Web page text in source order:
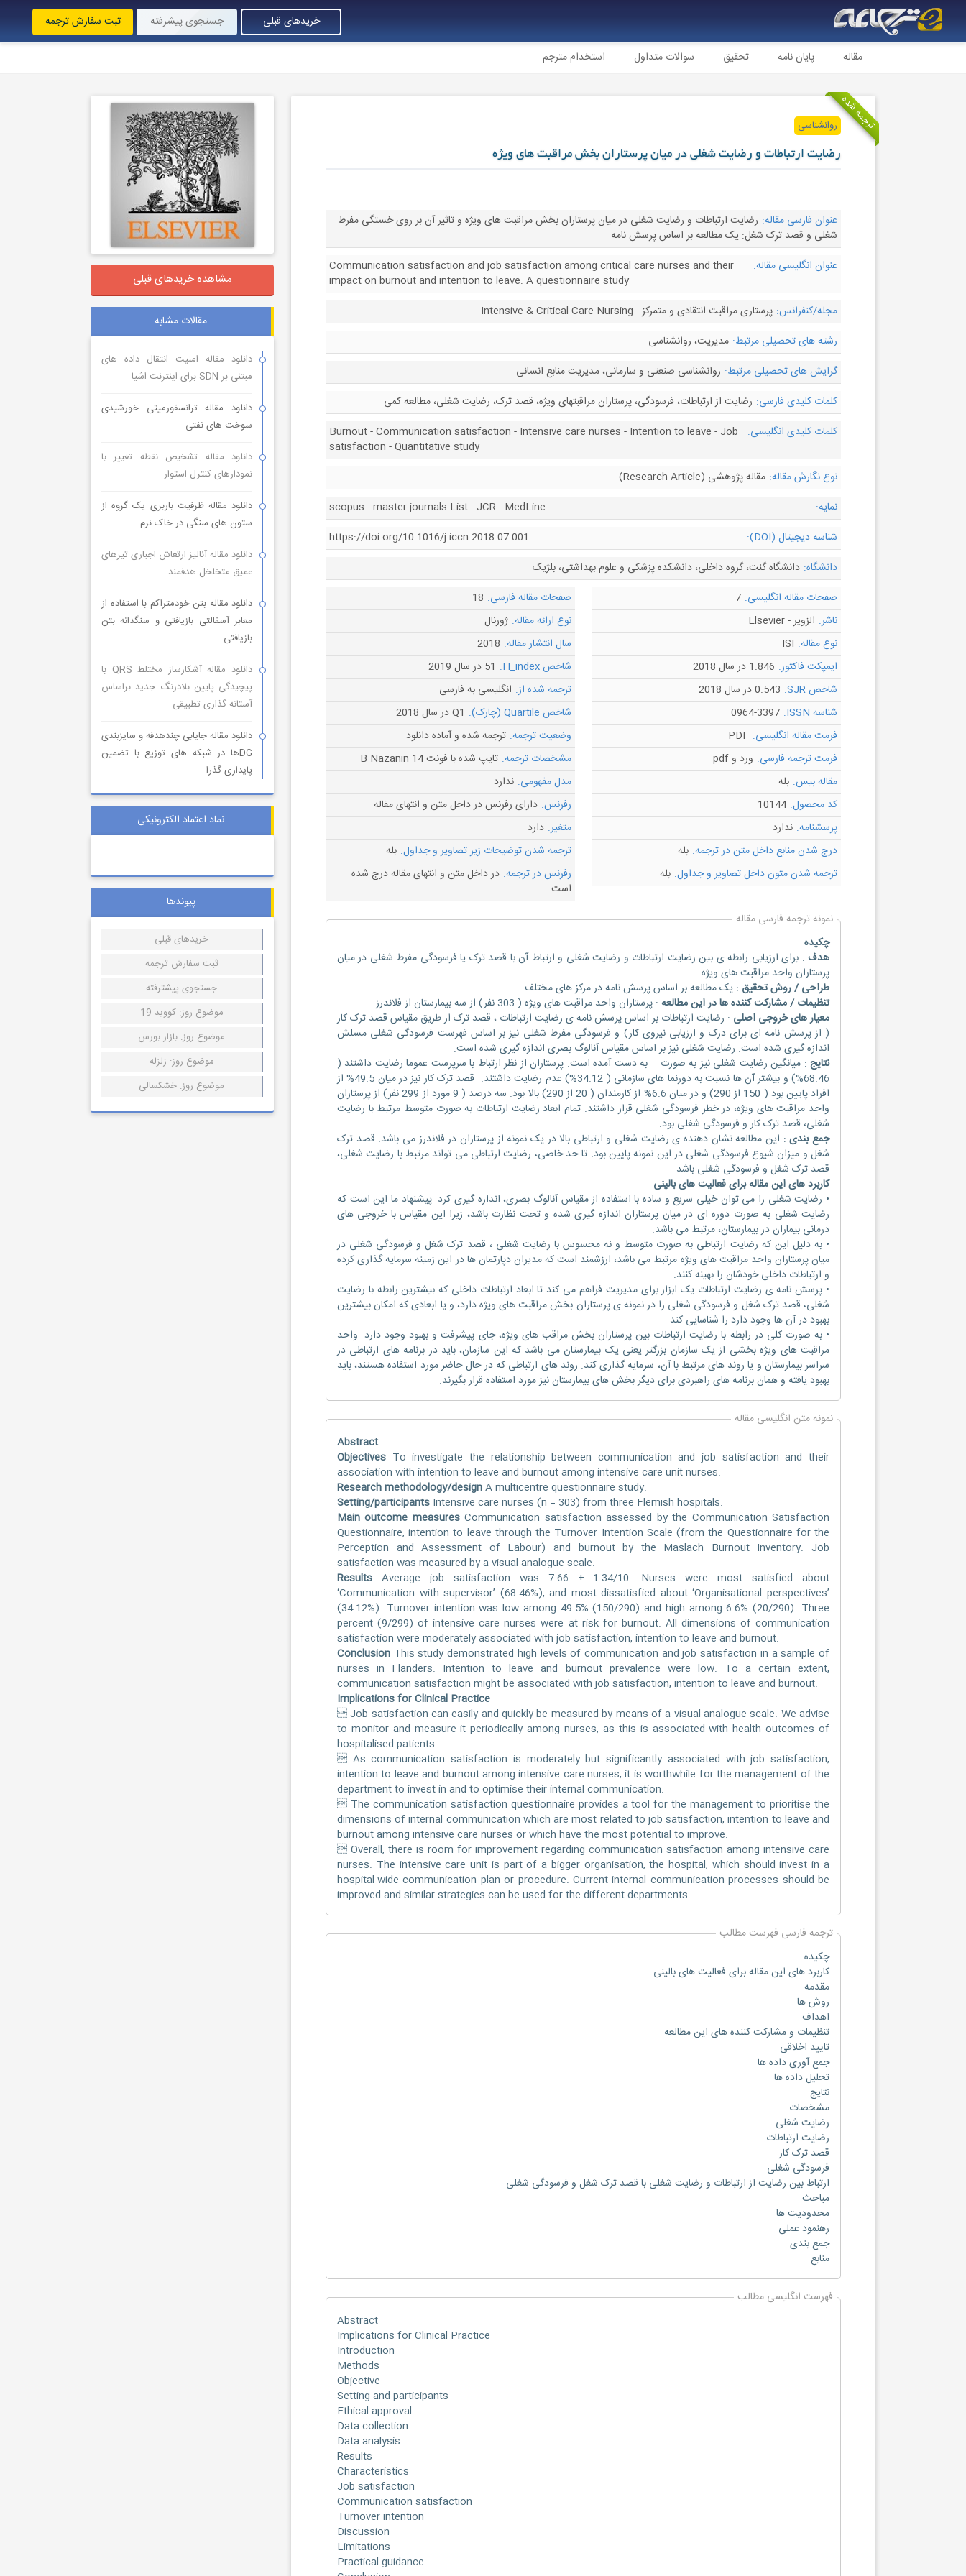
خریدهای قبلی جستجوی پیشرفته ثبت سفارش ترجمه
مقاله پایان نامه تحقیق سوالات متداول استخدام مترجم
ترجمه شدهروانشناسی
رضایت ارتباطات و رضایت شغلی در میان پرستاران بخش مراقبت های ویژه
عنوان فارسی مقاله: رضایت ارتباطات و رضایت شغلی در میان پرستاران بخش مراقبت های ویژه و تاثیر آن بر روی خستگی مفرط
شغلی و قصد ترک شغل: یک مطالعه بر اساس پرسش نامه
عنوان انگلیسی مقاله:
Communication satisfaction and job satisfaction among critical care nurses and their
impact on burnout and intention to leave: A questionnaire study
مجله/کنفرانس: پرستاری مراقبت انتقادی و متمرکز - Intensive & Critical Care Nursing
رشته های تحصیلی مرتبط: مدیریت، روانشناسی
گرایش های تحصیلی مرتبط: روانشناسی صنعتی و سازمانی، مدیریت منابع انسانی
کلمات کلیدی فارسی: رضایت از ارتباطات، فرسودگی، پرستاران مراقبتهای ویژه، قصد ترک، رضایت شغلی، مطالعه کمی
کلمات کلیدی انگلیسی:
Burnout - Communication satisfaction - Intensive care nurses - Intention to leave - Job
satisfaction - Quantitative study
نوع نگارش مقاله: مقاله پژوهشی (Research Article)
نمایه:
scopus - master journals List - JCR - MedLine
شناسه دیجیتال (DOI):
https://doi.org/10.1016/j.iccn.2018.07.001
دانشگاه: دانشگاه گنت، گروه داخلی، دانشکده پزشکی و علوم بهداشتی، بلژیک
صفحات مقاله انگلیسی: 7 صفحات مقاله فارسی: 18
ناشر: الزویر - Elsevier نوع ارائه مقاله: ژورنال
نوع مقاله: ISI سال انتشار مقاله: 2018
ایمپکت فاکتور: 1.846 در سال 2018 شاخص H_index:
51 در سال 2019
شاخص SJR:
0.543 در سال 2018 ترجمه شده از: انگلیسی به فارسی
شناسه ISSN:
0964-3397 شاخص Quartile (چارک):
Q1 در سال 2018
فرمت مقاله انگلیسی: PDF وضعیت ترجمه: ترجمه شده و آماده دانلود
فرمت ترجمه فارسی: ورد و pdf مشخصات ترجمه: تایپ شده با فونت B Nazanin 14
مقاله بیس: بله مدل مفهومی: ندارد
کد محصول: 10144 رفرنس: دارای رفرنس در داخل متن و انتهای مقاله
پرسشنامه: ندارد متغیر: دارد
درج شدن منابع داخل متن در ترجمه: بله ترجمه شدن توضیحات زیر تصاویر و جداول: بله
ترجمه شدن متون داخل تصاویر و جداول: بله رفرنس در ترجمه: در داخل متن و انتهای مقاله درج شده
است
نمونه ترجمه فارسی مقاله
چکیده
هدف : برای ارزیابی رابطه ی بین رضایت ارتباطات و رضایت شغلی و ارتباط آن با قصد ترک یا فرسودگی مفرط شغلی در میان
پرستاران واحد مراقبت های ویژه
طراحی / روش تحقیق : یک مطالعه بر اساس پرسش نامه در مرکز های مختلف
تنظیمات / مشارکت کننده ها در این مطالعه : پرستاران واحد مراقبت های ویژه ( 303 نفر) از سه بیمارستان از فلاندرز
معیار های خروجی اصلی : رضایت ارتباطات بر اساس پرسش نامه ی رضایت ارتباطات ، قصد ترک از طریق مقیاس قصد ترک کار
( از پرسش نامه ای برای درک و ارزیابی نیروی کار) و فرسودگی مفرط شغلی نیز بر اساس فهرست فرسودگی شغلی مسلش
اندازه گیری شده است. رضایت شغلی نیز بر اساس مقیاس آنالوگ بصری اندازه گیری شده است.
نتایج : میانگین رضایت شغلی نیز به صورت به دست آمده است. پرستاران از نظر ارتباط با سرپرست عموما رضایت داشتند (
68.46%) و بیشتر آن ها نسبت به دورنما های سازمانی ( 34.12%) عدم رضایت داشتند. قصد ترک کار نیز در میان 49.5% از
افراد پایین بود ( 150 از 290) و در میان 6.6% از کارمندان ( 20 از 290) بالا بود. سه درصد ( 9 مورد از 299 نفر) از پرستاران
واحد مراقبت های ویژه، در خطر فرسودگی شغلی قرار داشتند. تمام ابعاد رضایت ارتباطات به صورت متوسط مرتبط با رضایت
شغلی، قصد ترک کار و فرسودگی شغلی بود.
جمع بندی: این مطالعه نشان دهنده ی رضایت شغلی و ارتباطی بالا در یک نمونه از پرستاران در فلاندرز می باشد. قصد ترک
شغل و میزان شیوع فرسودگی شغلی در این نمونه پایین بود. تا حد خاصی، رضایت ارتباطی می تواند مرتبط با رضایت شغلی،
قصد ترک شغل و فرسودگی شغلی باشد.
کاربرد های این مقاله برای فعالیت های بالینی
• رضایت شغلی را می توان خیلی سریع و ساده با استفاده از مقیاس آنالوگ بصری، اندازه گیری کرد. پیشنهاد ما این است که
رضایت شغلی به صورت دوره ای در میان پرستاران اندازه گیری شده و تحت نظارت باشد، زیرا این مقیاس با خروجی های
درمانی بیماران در بیمارستان، مرتبط می باشد.
• به دلیل این که رضایت ارتباطی به صورت متوسط و نه محسوس با رضایت شغلی ، قصد ترک شغل و فرسودگی شغلی در
میان پرستاران واحد مراقبت های ویژه مرتبط می باشد، ارزشمند است که مدیران دپارتمان ها در این زمینه سرمایه گذاری کرده
و ارتباطات داخلی خودشان را بهینه کنند.
• پرسش نامه ی رضایت ارتباطات یک ابزار برای مدیریت فراهم می کند تا ابعاد ارتباطات داخلی که بیشترین رابطه با رضایت
شغلی، قصد ترک شغل و فرسودگی شغلی را در نمونه ی پرستاران بخش مراقبت های ویژه دارد، و یا ابعادی که امکان بیشترین
بهبود در آن ها وجود دارد را شناسایی کند.
• به صورت کلی در رابطه با رضایت ارتباطات بین پرستاران بخش مراقب های ویژه، جای پیشرفت و بهبود وجود دارد. واحد
مراقبت های ویژه بخشی از یک سازمان بزرگتر یعنی یک بیمارستان می باشد که این سازمان، باید در برنامه های ارتباطی در
سراسر بیمارستان و یا روند های مرتبط با آن، سرمایه گذاری کند. روند های ارتباطی که در حال حاضر مورد استفاده هستند، باید
بهبود یافته و همان برنامه های راهبردی برای دیگر بخش های بیمارستان نیز مورد استفاده قرار بگیرند.
نمونه متن انگلیسی مقاله
Abstract
Objectives To investigate the relationship between communication and job satisfaction and their
association with intention to leave and burnout among intensive care unit nurses.
Research methodology/designA multicentre questionnaire study.
Setting/participants Intensive care nurses (n = 303) from three Flemish hospitals.
Main outcome measuresCommunication satisfaction assessed by the Communication Satisfaction
Questionnaire, intention to leave through the Turnover Intention Scale (from the Questionnaire for the
Perception and Assessment of Labour) and burnout by the Maslach Burnout Inventory. Job
satisfaction was measured by a visual analogue scale.
Results Average job satisfaction was 7.66 ± 1.34/10. Nurses were most satisfied about
‘Communication with supervisor’ (68.46%), and most dissatisfied about ‘Organisational perspectives’
(34.12%). Turnover intention was low among 49.5% (150/290) and high among 6.6% (20/290). Three
percent (9/299) of intensive care nurses were at risk for burnout. All dimensions of communication
satisfaction were moderately associated with job satisfaction, intention to leave and burnout.
Conclusion This study demonstrated high levels of communication and job satisfaction in a sample of
nurses in Flanders. Intention to leave and burnout prevalence were low. To a certain extent,
communication satisfaction might be associated with job satisfaction, intention to leave and burnout.
Implications for Clinical Practice
 Job satisfaction can easily and quickly be measured by means of a visual analogue scale. We advise
to monitor and measure it periodically among nurses, as this is associated with health outcomes of
hospitalised patients.
 As communication satisfaction is moderately but significantly associated with job satisfaction,
intention to leave and burnout among intensive care nurses, it is worthwhile for the management of the
department to invest in and to optimise their internal communication.
 The communication satisfaction questionnaire provides a tool for the management to prioritise the
dimensions of internal communication which are most related to job satisfaction, intention to leave and
burnout among intensive care nurses or which have the most potential to improve.
 Overall, there is room for improvement regarding communication satisfaction among intensive care
nurses. The intensive care unit is part of a bigger organisation, the hospital, which should invest in a
hospital-wide communication plan or procedure. Current internal communication processes should be
improved and similar strategies can be used for the different departments.
ترجمه فارسی فهرست مطالب
چکیده
کاربرد های این مقاله برای فعالیت های بالینی
مقدمه
روش ها
اهداف
تنظیمات و مشارکت کننده های این مطالعه
تایید اخلاقی
جمع آوری داده ها
تحلیل داده ها
نتایج
مشخصات
رضایت شغلی
رضایت ارتباطات
قصد ترک کار
فرسودگی شغلی
ارتباط بین رضایت از ارتباطات و رضایت شغلی با قصد ترک شغل و فرسودگی شغلی
مباحث
محدودیت ها
رهنمود عملی
جمع بندی
منابع
فهرست انگلیسی مطالب
Abstract
Implications for Clinical Practice
Introduction
Methods
Objective
Setting and participants
Ethical approval
Data collection
Data analysis
Results
Characteristics
Job satisfaction
Communication satisfaction
Turnover intention
Discussion
Limitations
Practical guidance
مشاهده خریدهای قبلی
مقالات مشابه
دانلود مقاله امنیت انتقال داده های
مبتنی بر SDN برای اینترنت اشیا
دانلود مقاله ترانسفورمیتی خورشیدی
سوخت های نفتی
دانلود مقاله تشخیص نقطه تغییر با
نمودارهای کنترل استوار
دانلود مقاله ظرفیت باربری یک گروه از
ستون های سنگی در خاک نرم
دانلود مقاله آنالیز ارتعاش اجباری تیرهای
عمیق متخلخل هدفمند
دانلود مقاله بتن خودمتراکم با استفاده از
معابر آسفالتی بازیافتی و سنگدانه بتن
بازیافتی
دانلود مقاله آشکارساز مختلط QRS با
پیچیدگی پایین بلادرنگ جدید براساس
آستانه گذاری تطبیقی
دانلود مقاله جایابی چندهدفه و سایزبندی
DGها در شبکه های توزیع با تضمین
پایداری گذرا
نماد اعتماد الکترونیکی
پیوندها
خریدهای قبلی
ثبت سفارش ترجمه
جستجوی پیشترفته
موضوع روز: کووید 19
موضوع روز: بازار بورس
موضوع روز: زلزله
موضوع روز: خشکسالی